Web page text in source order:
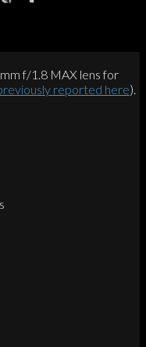
f/1.8 MAX lens for
reported here).